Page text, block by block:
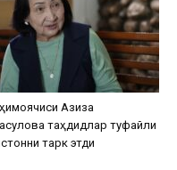
Азиза
таҳдидлар туфайли
тарк этди